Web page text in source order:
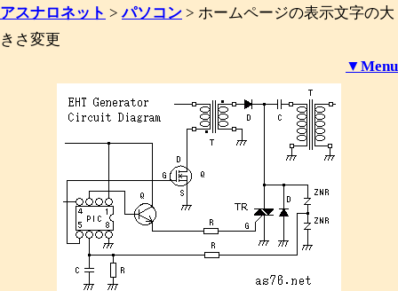
アスナロネット > パソコン > ホームページの表示文字の大
きさ変更
▼Menu